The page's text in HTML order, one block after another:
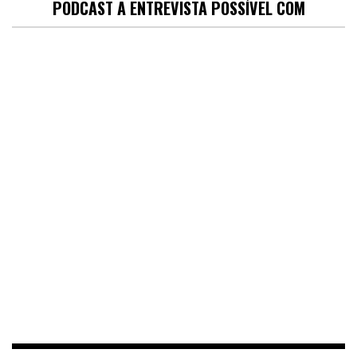
PODCAST A ENTREVISTA POSSÍVEL COM